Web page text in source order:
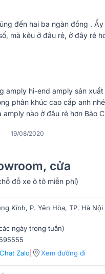
đặc trưng của những
vỏ chế tác từ kim loại mạ
Các chi tiết được
đến hai ba ngàn đồng .
mà kêu ở đâu rẻ, ở đây rẻ
amply hi-end amply sản
phân khúc cao cấp anh
amply nào ở đâu rẻ hơn Bảo
19/08/2020
cửa
đỗ xe ô tô miễn phí)
Kính, P. Yên Hòa, TP. Hà Nội
ngày trong tuần)
Zalo| Xem đường đi